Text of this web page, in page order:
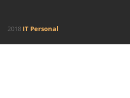
2018 IT Personal